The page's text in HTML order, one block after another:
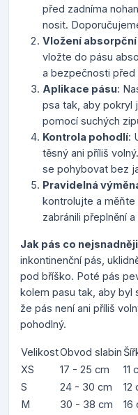
před zadníma
nosit.
Vložení
vložte do pásu
a bezpečnosti před
Aplikace pásu:
psa tak, aby pokryl
pomocí suchých
Kontrola pohodlí:
těsný ani příliš
se pohybovat bez
Pravidelná
kontrolujte a
zabránili přeplnění
Jak pás co
inkontinenční pás,
pod bříško. Poté pás
kolem pasu tak, aby byl
že pás není ani příliš
pohodlný.
VelikostObvod slabin
XS
17 - 25 cm
11
S
24 - 30 cm
12
M
30 - 38 cm
16